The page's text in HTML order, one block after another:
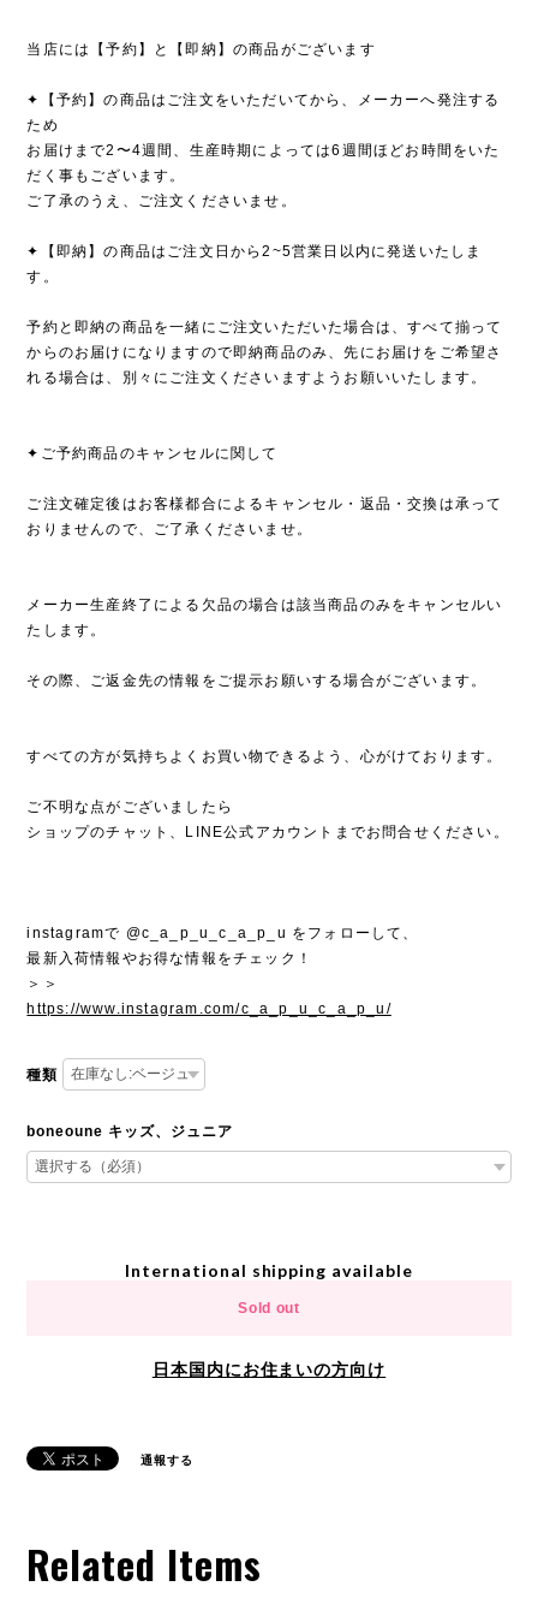
当店には【予約】と【即納】の商品がございます
✦【予約】の商品はご注文をいただいてから、メーカーへ発注する
ため
お届けまで2〜4週間、生産時期によっては6週間ほどお時間をいた
だく事もございます。
ご了承のうえ、ご注文くださいませ。
✦【即納】の商品はご注文日から2~5営業日以内に発送いたしま
す。
予約と即納の商品を一緒にご注文いただいた場合は、すべて揃って
からのお届けになりますので即納商品のみ、先にお届けをご希望さ
れる場合は、別々にご注文くださいますようお願いいたします。
✦ご予約商品のキャンセルに関して
ご注文確定後はお客様都合によるキャンセル・返品・交換は承って
おりませんので、ご了承くださいませ。
メーカー生産終了による欠品の場合は該当商品のみをキャンセルい
たします。
その際、ご返金先の情報をご提示お願いする場合がございます。
すべての方が気持ちよくお買い物できるよう、心がけております。
ご不明な点がございましたら
ショップのチャット、LINE公式アカウントまでお問合せください。
instagramで @c_a_p_u_c_a_p_u をフォローして、
最新入荷情報やお得な情報をチェック！
＞＞
https://www.instagram.com/c_a_p_u_c_a_p_u/
種類
boneoune キッズ、ジュニア
International shipping available
Sold out
日本国内にお住まいの方向け
通報する
Related Items